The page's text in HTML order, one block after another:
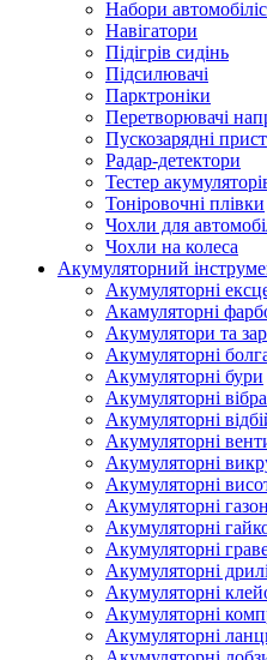
Набори
Навігатори
Підігрів сидінь
Підсилювачі
Парктроніки
Перетворювачі
Пускозарядні
Радар-детектори
Тестер
Тоніровочні плівки
Чохли для
Чохли на колеса
Акумуляторний
Акумуляторні
Акамуляторні
Акумулятори та
Акумуляторні
Акумуляторні бури
Акумуляторні
Акумуляторні
Акумуляторні
Акумуляторні
Акумуляторні
Акумуляторні
Акумуляторні
Акумуляторні
Акумуляторні
Акумуляторні
Акумуляторні
Акумуляторні